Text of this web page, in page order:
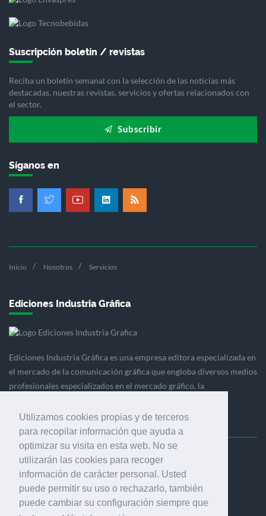
Utilizamos cookies propias y de terceros
para recopilar información que ayuda a
optimizar su visita en esta web. No se
utilizarán las cookies para recoger
información de carácter personal. Usted
puede permitir su uso o rechazarlo, también
puede cambiar su configuración siempre que
Suscripción boletín / revistas
Reciba un boletín semanal con la selección de las noticias más
destacadas, nuestras revistas, servicios y ofertas relacionados con
el sector.
Subscribir
Síganos en
Inicio Nosotros Servicios
Ediciones Industria Gráfica
Ediciones Industria Gráfica es una empresa editora especializada en
el mercado de la comunicación gráfica que engloba diversos medios
profesionales especializados en el mercado gráfico, la
Ediciones Industria Gráfica, S.C.P.
Calle Fluvià 257, bajos, 08020 Barcelona (España)